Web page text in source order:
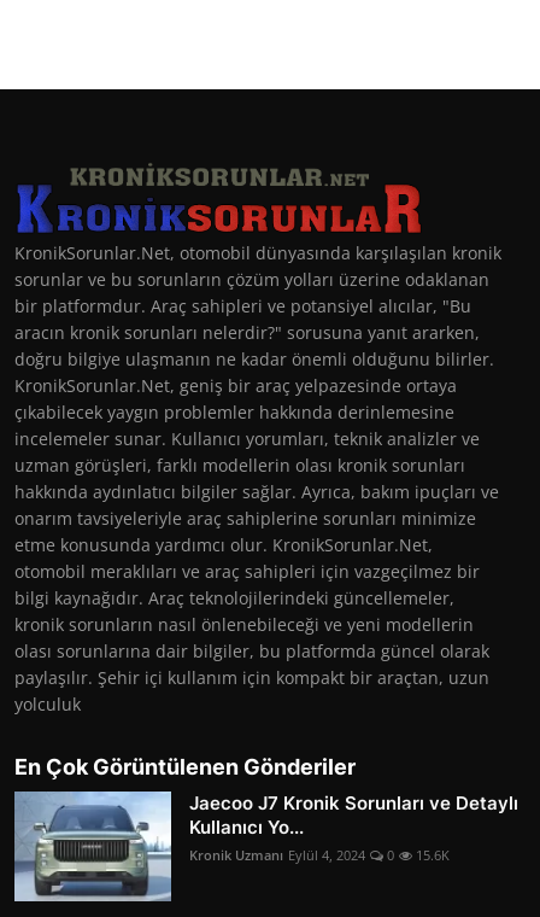
KronikSorunlar.Net, otomobil dünyasında karşılaşılan kronik
sorunlar ve bu sorunların çözüm yolları üzerine odaklanan
bir platformdur. Araç sahipleri ve potansiyel alıcılar, "Bu
aracın kronik sorunları nelerdir?" sorusuna yanıt ararken,
doğru bilgiye ulaşmanın ne kadar önemli olduğunu bilirler.
KronikSorunlar.Net, geniş bir araç yelpazesinde ortaya
çıkabilecek yaygın problemler hakkında derinlemesine
incelemeler sunar. Kullanıcı yorumları, teknik analizler ve
uzman görüşleri, farklı modellerin olası kronik sorunları
hakkında aydınlatıcı bilgiler sağlar. Ayrıca, bakım ipuçları ve
onarım tavsiyeleriyle araç sahiplerine sorunları minimize
etme konusunda yardımcı olur. KronikSorunlar.Net,
otomobil meraklıları ve araç sahipleri için vazgeçilmez bir
bilgi kaynağıdır. Araç teknolojilerindeki güncellemeler,
kronik sorunların nasıl önlenebileceği ve yeni modellerin
olası sorunlarına dair bilgiler, bu platformda güncel olarak
paylaşılır. Şehir içi kullanım için kompakt bir araçtan, uzun
yolculuk
En Çok Görüntülenen Gönderiler
Jaecoo J7 Kronik Sorunları ve Detaylı
Kullanıcı Yo...
Kronik Uzmanı Eylül 4, 2024 0 15.6K